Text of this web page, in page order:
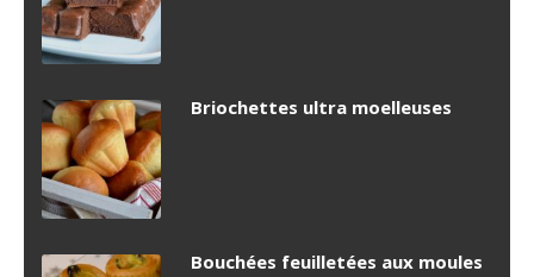
Briochettes ultra moelleuses
Bouchées feuilletées aux moules